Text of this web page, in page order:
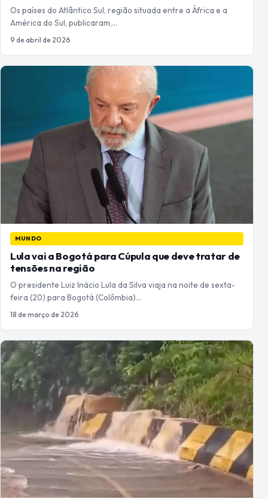
Os países do Atlântico Sul, região situada entre a África e a
América do Sul, publicaram,…
9 de abril de 2026
MUNDO
Lula vai a Bogotá para Cúpula que deve tratar de
tensões na região
O presidente Luiz Inácio Lula da Silva viaja na noite de sexta-
feira (20) para Bogotá (Colômbia)…
18 de março de 2026